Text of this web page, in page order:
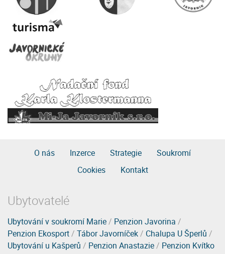
O nás Inzerce Strategie
Soukromí
Cookies
Kontakt
Ubytovatelé
Ubytování v soukromí Marie/ Penzion Javorina /
Penzion Ekosport/ Tábor Javorníček/ Chalupa U Šperlů /
Ubytování u Kašperů / Penzion Anastazie/ Penzion Kvítko